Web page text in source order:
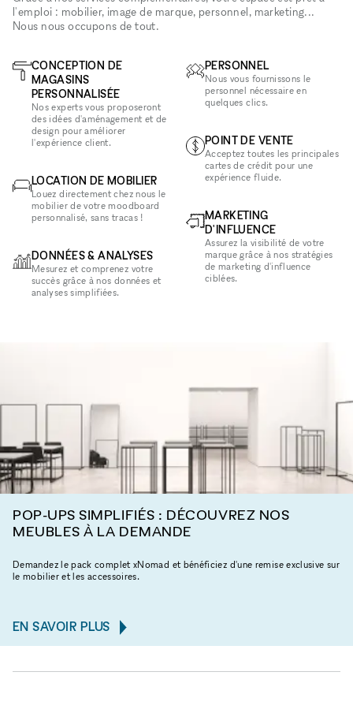
l'emploi : mobilier, image de marque, personnel, marketing...
Nous nous occupons de tout.
CONCEPTION DE
MAGASINS
PERSONNALISÉE
Nos experts vous proposeront
des idées d'aménagement et de
design pour améliorer
l'expérience client.
LOCATION DE MOBILIER
Louez directement chez nous le
mobilier de votre moodboard
personnalisé, sans tracas !
DONNÉES & ANALYSES
Mesurez et comprenez votre
succès grâce à nos données et
analyses simplifiées.
PERSONNEL
Nous vous fournissons le
personnel nécessaire en
quelques clics.
POINT DE VENTE
Acceptez toutes les principales
cartes de crédit pour une
expérience fluide.
MARKETING
D'INFLUENCE
Assurez la visibilité de votre
marque grâce à nos stratégies
de marketing d'influence
ciblées.
POP-UPS SIMPLIFIÉS : DÉCOUVREZ NOS
MEUBLES À LA DEMANDE
Demandez le pack complet xNomad et bénéficiez d'une remise exclusive sur
le mobilier et les accessoires.
EN SAVOIR PLUS